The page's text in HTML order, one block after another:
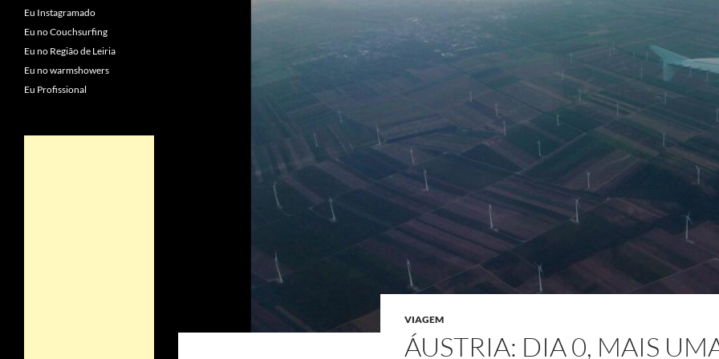
VIAGEM
ÁUSTRIA: DIA 0, MAIS
Eu Instagramado
Eu no Couchsurfing
Eu no Região de Leiria
Eu no warmshowers
Eu Profissional